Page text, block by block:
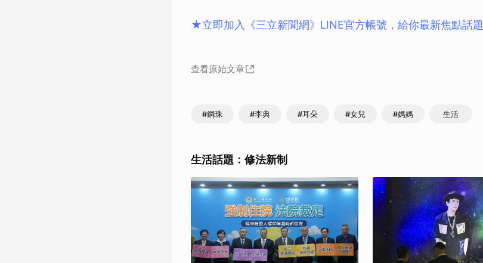
★立即加入《三立新聞網》LINE官方帳號，給你最新焦點話題
查看原始文章
#鋼珠 #李典 #耳朵 #女兒 #媽媽 生活
生活話題：修法新制